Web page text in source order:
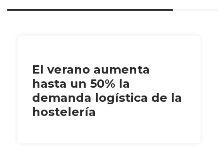
El verano aumenta
hasta un 50% la
demanda logística de la
hostelería